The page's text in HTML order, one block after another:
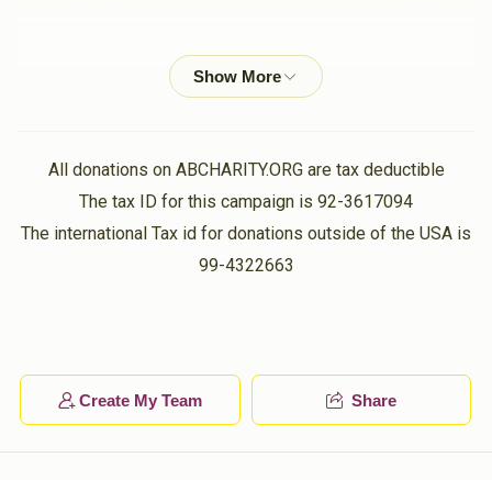
יואל הירש
Mendy Ornstein משה הערש בערנאטה
1 year ago $50.00
Moshe Bernath
1 year ago $100.00
All donations on ABCHARITY.ORG are tax deductible
The tax ID for this campaign is 92-3617094
The international Tax id for donations outside of the USA is
99-4322663
Create My Team Share